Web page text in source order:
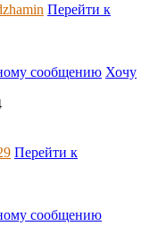
Перейти к
сообщению Хочу
Перейти к
сообщению